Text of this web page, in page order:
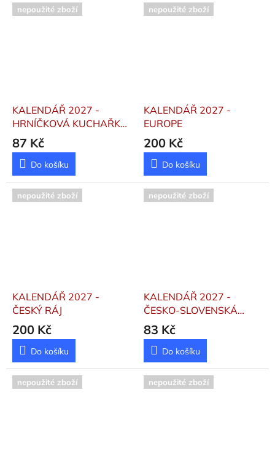
nepoužité zboží
KALENDÁŘ 2027 -
HRNÍČKOVÁ KUCHAŘKA
- VÁZANKA
87 Kč
Do košíku
nepoužité zboží
KALENDÁŘ 2027 -
EUROPE
200 Kč
Do košíku
nepoužité zboží
KALENDÁŘ 2027 -
ČESKÝ RÁJ
200 Kč
Do košíku
nepoužité zboží
KALENDÁŘ 2027 -
ČESKO-SLOVENSKÁ
KUCHAŘKA/KUCHÁRKA
- STOLNÍ
83 Kč
Do košíku
nepoužité zboží nepoužité zboží